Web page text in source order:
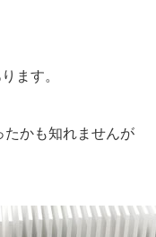
ます。
たかも知れませんが